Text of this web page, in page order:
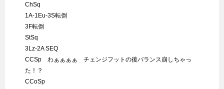
ChSq
1A-1Eu-3S転倒
3F転倒
StSq
3Lz-2A SEQ
CCSp わぁぁぁぁ チェンジフットの後バランス崩しちゃっ
た！？
CCoSp